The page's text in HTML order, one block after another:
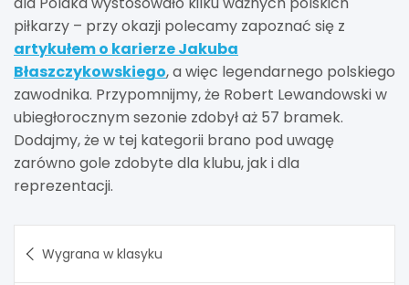
piłkarzy – przy okazji polecamy zapoznać się z
artykułem o karierze Jakuba
Błaszczykowskiego, a więc legendarnego polskiego
zawodnika. Przypomnijmy, że Robert Lewandowski w
ubiegłorocznym sezonie zdobył aż 57 bramek.
Dodajmy, że w tej kategorii brano pod uwagę
zarówno gole zdobyte dla klubu, jak i dla
reprezentacji.
wpisu
Wygrana w klasyku